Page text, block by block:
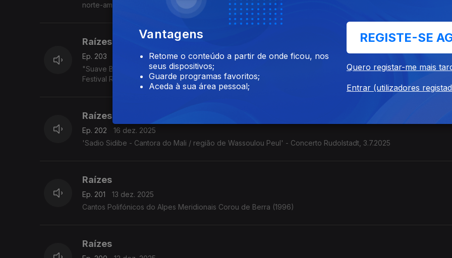
norte-americano Jimmy Pratt, as emboladas de Alceu Valença, ...
Raízes
Ep. 203
17 dez. 2025
"Suave Bruta - Eda Diaz - Toque francês, estilo colombiano" Contrabaixista e cantora. (França / Colômbia).
Festival Rudolstadt. 5.7.2025
Raízes
Ep. 202
16 dez. 2025
'Sadio Sidibe - Cantora do Mali / região de Wassoulou Peul' - Concerto Rudolstadt, 3.7.2025
Raízes
Ep. 201
13 dez. 2025
Cantos Polifónicos do Alpes Meridionais Corou de Berra (1996)
Raízes
Vantagens
Retome o conteúdo a partir de onde ficou, nos
seus dispositivos;
Guarde programas favoritos;
Aceda à sua área pessoal;
REGISTE-SE
Quero registar-me mais
Entrar (utilizadores